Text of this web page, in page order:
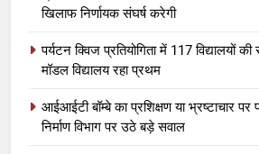
खिलाफ निर्णायक संघर्ष करेगी
पर्यटन क्विज प्रतियोगिता में 117 विद्यालयों
मॉडल विद्यालय रहा प्रथम
आईआईटी बॉम्बे का प्रशिक्षण या भ्रष्टाचार
निर्माण विभाग पर उठे बड़े सवाल